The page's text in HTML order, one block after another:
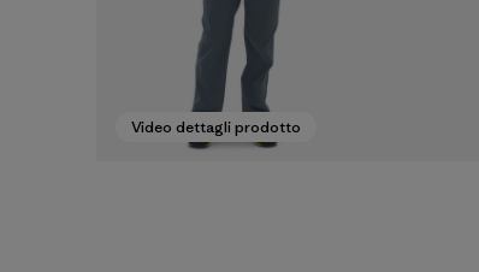
Video dettagli prodotto